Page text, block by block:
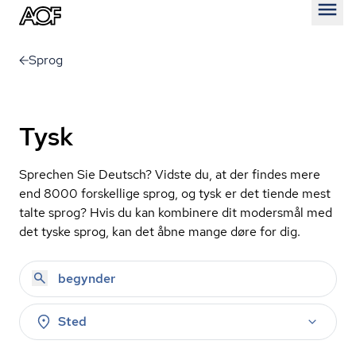
Sprog
Tysk
Sprechen Sie Deutsch? Vidste du, at der findes mere
end 8000 forskellige sprog, og tysk er det tiende mest
talte sprog? Hvis du kan kombinere dit modersmål med
det tyske sprog, kan det åbne mange døre for dig.
Sted